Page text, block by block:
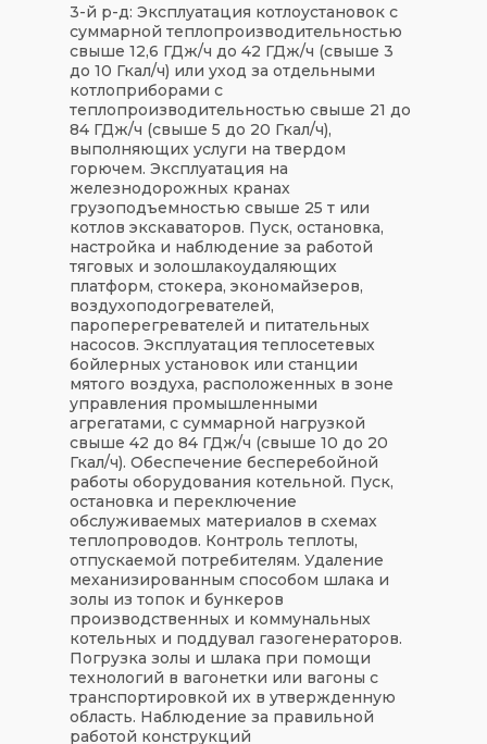
3-й р-д: Эксплуатация котлоустановок с
суммарной теплопроизводительностью
свыше 12,6 ГДж/ч до 42 ГДж/ч (свыше 3
до 10 Гкал/ч) или уход за отдельными
котлоприборами с
теплопроизводительностью свыше 21 до
84 ГДж/ч (свыше 5 до 20 Гкал/ч),
выполняющих услуги на твердом
горючем. Эксплуатация на
железнодорожных кранах
грузоподъемностью свыше 25 т или
котлов экскаваторов. Пуск, остановка,
настройка и наблюдение за работой
тяговых и золошлакоудаляющих
платформ, стокера, экономайзеров,
воздухоподогревателей,
пароперегревателей и питательных
насосов. Эксплуатация теплосетевых
бойлерных установок или станции
мятого воздуха, расположенных в зоне
управления промышленными
агрегатами, с суммарной нагрузкой
свыше 42 до 84 ГДж/ч (свыше 10 до 20
Гкал/ч). Обеспечение бесперебойной
работы оборудования котельной. Пуск,
остановка и переключение
обслуживаемых материалов в схемах
теплопроводов. Контроль теплоты,
отпускаемой потребителям. Удаление
механизированным способом шлака и
золы из топок и бункеров
производственных и коммунальных
котельных и поддувал газогенераторов.
Погрузка золы и шлака при помощи
технологий в вагонетки или вагоны с
транспортировкой их в утвержденную
область. Наблюдение за правильной
работой конструкций